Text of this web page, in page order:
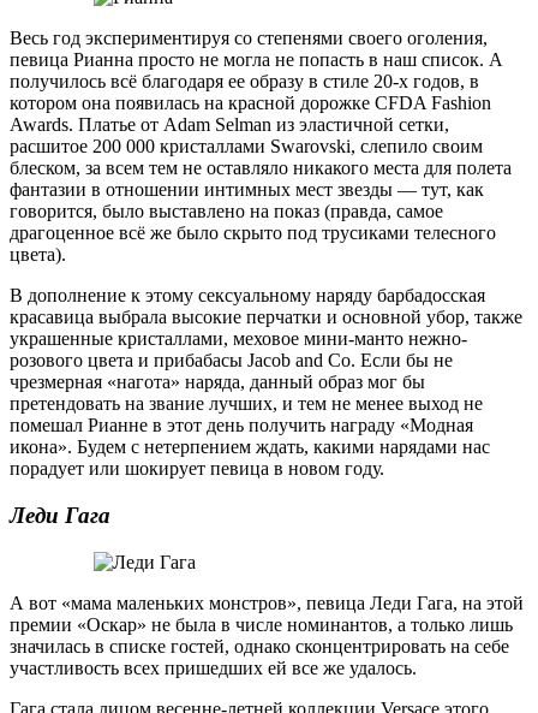
Весь год экспериментируя со степенями своего оголения,
певица Рианна просто не могла не попасть в наш список. А
получилось всё благодаря ее образу в стиле 20-х годов, в
котором она появилась на красной дорожке CFDA Fashion
Awards. Платье от Adam Selman из эластичной сетки,
расшитое 200 000 кристаллами Swarovski, слепило своим
блеском, за всем тем не оставляло никакого места для полета
фантазии в отношении интимных мест звезды — тут, как
говорится, было выставлено на показ (правда, самое
драгоценное всё же было скрыто под трусиками телесного
цвета).
В дополнение к этому сексуальному наряду барбадосская
красавица выбрала высокие перчатки и основной убор, также
украшенные кристаллами, меховое мини-манто нежно-
розового цвета и прибабасы Jacob and Co. Если бы не
чрезмерная «нагота» наряда, данный образ мог бы
претендовать на звание лучших, и тем не менее выход не
помешал Рианне в этот день получить награду «Модная
икона». Будем с нетерпением ждать, какими нарядами нас
порадует или шокирует певица в новом году.
Леди Гага
А вот «мама маленьких монстров», певица Леди Гага, на этой
премии «Оскар» не была в числе номинантов, а только лишь
значилась в списке гостей, однако сконцентрировать на себе
участливость всех пришедших ей все же удалось.
Гага стала лицом весенне-летней коллекции Versace этого